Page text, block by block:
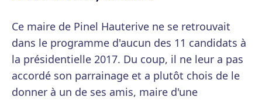
Ce maire de Pinel Hauterive ne se retrouvait
dans le programme d'aucun des 11 candidats à
la présidentielle 2017. Du coup, il ne leur a pas
accordé son parrainage et a plutôt chois de le
donner à un de ses amis, maire d'une